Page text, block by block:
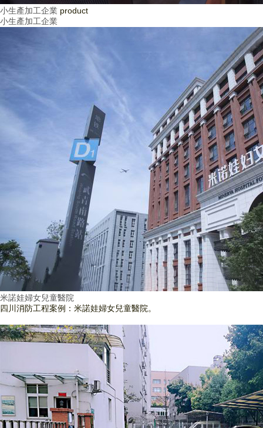
小生產加工企業 product
小生產加工企業
米諾娃婦女兒童醫院
四川消防工程案例：米諾娃婦女兒童醫院。